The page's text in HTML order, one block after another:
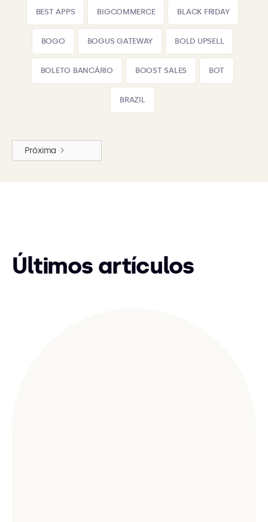
BEST APPS BIGCOMMERCE BLACK FRIDAY
BOGO BOGUS GATEWAY BOLD UPSELL
BOLETO BANCÁRIO BOOST SALES BOT
BRAZIL
Próxima
Últimos artículos